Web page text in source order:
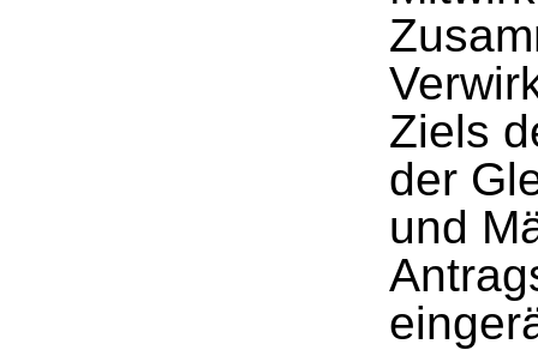
Ziels
der
und